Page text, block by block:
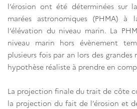
l’érosion ont été déterminées sur
marées astronomiques (PHMA)
l’élévation du niveau marin. La
niveau marin hors évènement
plusieurs fois par an lors des
hypothèse réaliste à prendre en
La projection finale du trait de côte
la projection du fait de l’érosion et